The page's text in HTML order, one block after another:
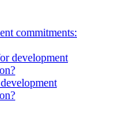
commitments: